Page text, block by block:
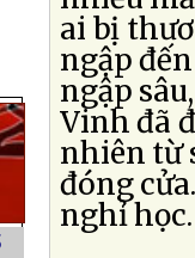
ai bị
ngập
ngập
Vinh đã
nhiên từ
đóng
nghỉ học.